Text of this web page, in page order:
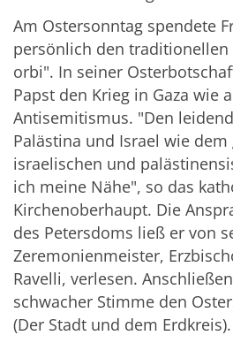
Am Ostersonntag spendete
persönlich den traditionellen
orbi". In seiner
Papst den Krieg in Gaza wie
Antisemitismus. "Den
Palästina und Israel wie dem
israelischen und
ich meine Nähe", so das
Kirchenoberhaupt. Die
des Petersdoms ließ er von
Zeremonienmeister,
Ravelli, verlesen.
schwacher Stimme den
(Der Stadt und dem Erdkreis).